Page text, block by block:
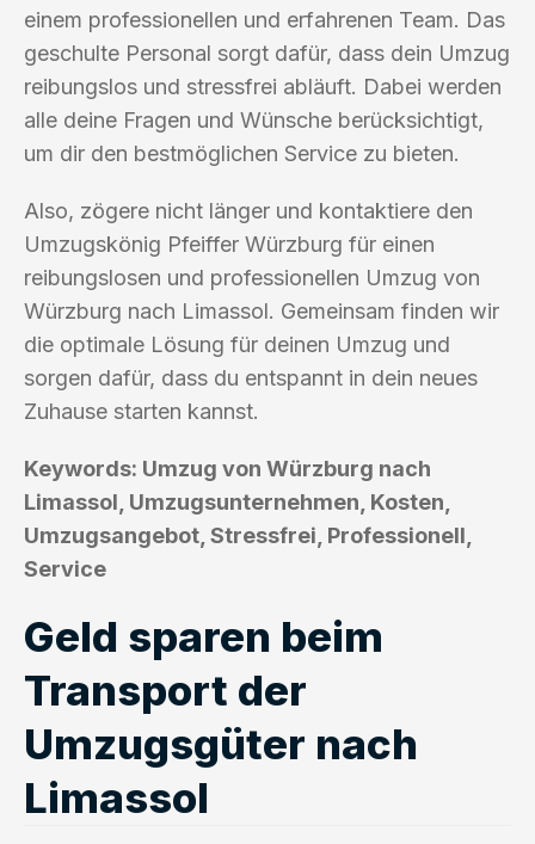
einem professionellen und erfahrenen Team. Das
geschulte Personal sorgt dafür, dass dein Umzug
reibungslos und stressfrei abläuft. Dabei werden
alle deine Fragen und Wünsche berücksichtigt,
um dir den bestmöglichen Service zu bieten.
Also, zögere nicht länger und kontaktiere den
Umzugskönig Pfeiffer Würzburg für einen
reibungslosen und professionellen Umzug von
Würzburg nach Limassol. Gemeinsam finden wir
die optimale Lösung für deinen Umzug und
sorgen dafür, dass du entspannt in dein neues
Zuhause starten kannst.
Keywords: Umzug von Würzburg nach
Limassol, Umzugsunternehmen, Kosten,
Umzugsangebot, Stressfrei, Professionell,
Service
Geld sparen beim
Transport der
Umzugsgüter nach
Limassol